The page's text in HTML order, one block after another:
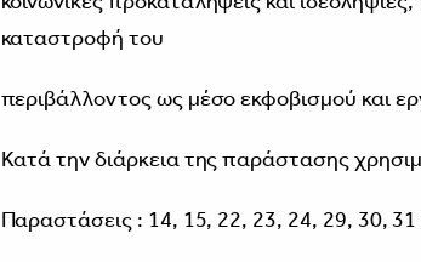
καταστροφή του
περιβάλλοντος ως μέσο εκφοβισμού και
Κατά την διάρκεια της παράστασης
Παραστάσεις : 14, 15, 22, 23, 24, 29, 30,